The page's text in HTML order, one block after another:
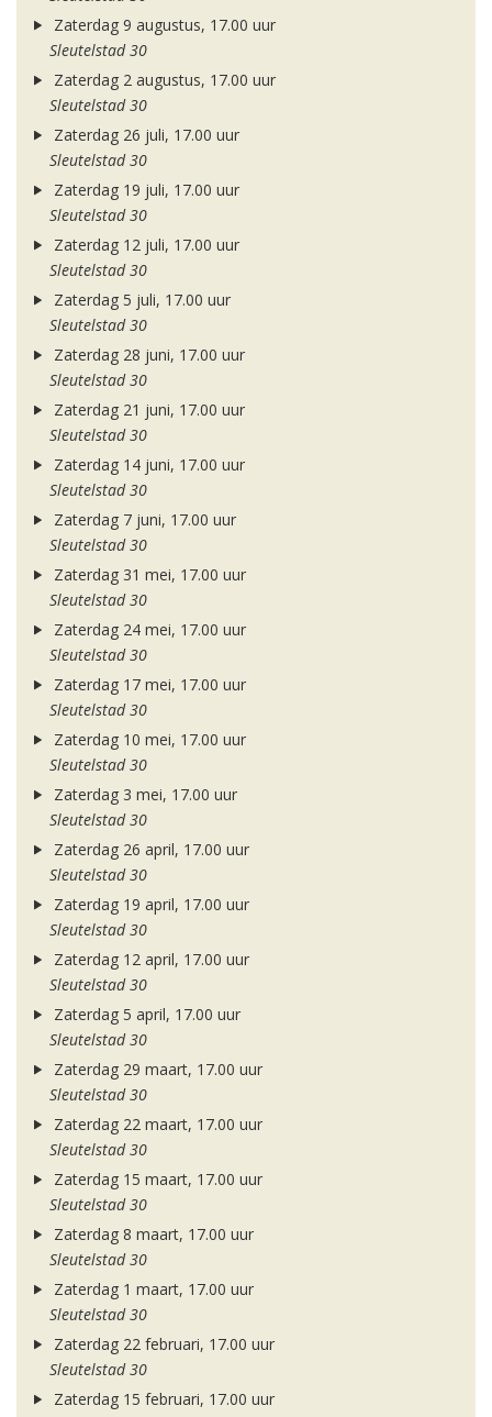
Zaterdag 9 augustus, 17.00 uur
Sleutelstad 30
Zaterdag 2 augustus, 17.00 uur
Sleutelstad 30
Zaterdag 26 juli, 17.00 uur
Sleutelstad 30
Zaterdag 19 juli, 17.00 uur
Sleutelstad 30
Zaterdag 12 juli, 17.00 uur
Sleutelstad 30
Zaterdag 5 juli, 17.00 uur
Sleutelstad 30
Zaterdag 28 juni, 17.00 uur
Sleutelstad 30
Zaterdag 21 juni, 17.00 uur
Sleutelstad 30
Zaterdag 14 juni, 17.00 uur
Sleutelstad 30
Zaterdag 7 juni, 17.00 uur
Sleutelstad 30
Zaterdag 31 mei, 17.00 uur
Sleutelstad 30
Zaterdag 24 mei, 17.00 uur
Sleutelstad 30
Zaterdag 17 mei, 17.00 uur
Sleutelstad 30
Zaterdag 10 mei, 17.00 uur
Sleutelstad 30
Zaterdag 3 mei, 17.00 uur
Sleutelstad 30
Zaterdag 26 april, 17.00 uur
Sleutelstad 30
Zaterdag 19 april, 17.00 uur
Sleutelstad 30
Zaterdag 12 april, 17.00 uur
Sleutelstad 30
Zaterdag 5 april, 17.00 uur
Sleutelstad 30
Zaterdag 29 maart, 17.00 uur
Sleutelstad 30
Zaterdag 22 maart, 17.00 uur
Sleutelstad 30
Zaterdag 15 maart, 17.00 uur
Sleutelstad 30
Zaterdag 8 maart, 17.00 uur
Sleutelstad 30
Zaterdag 1 maart, 17.00 uur
Sleutelstad 30
Zaterdag 22 februari, 17.00 uur
Sleutelstad 30
Zaterdag 15 februari, 17.00 uur